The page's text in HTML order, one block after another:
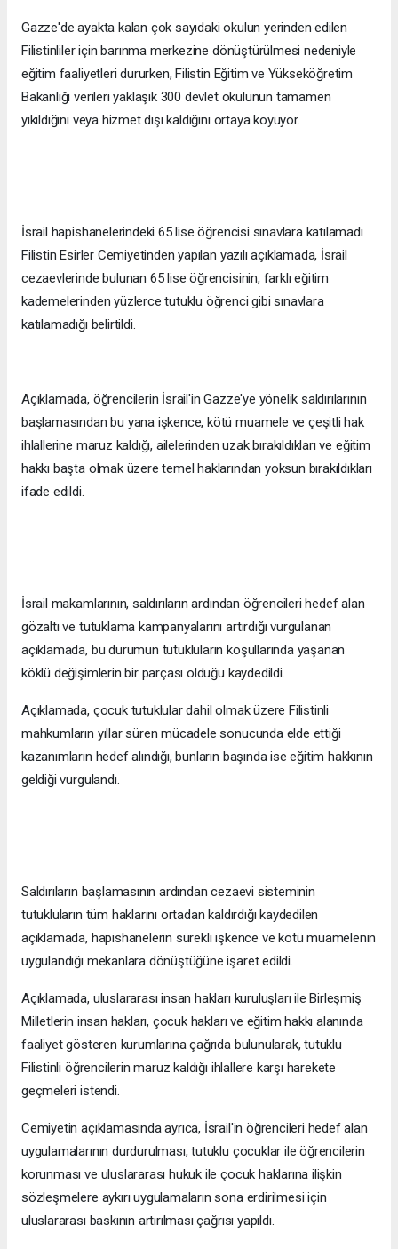
Gazze'de ayakta kalan çok sayıdaki okulun yerinden edilen
Filistinliler için barınma merkezine dönüştürülmesi nedeniyle
eğitim faaliyetleri dururken, Filistin Eğitim ve Yükseköğretim
Bakanlığı verileri yaklaşık 300 devlet okulunun tamamen
yıkıldığını veya hizmet dışı kaldığını ortaya koyuyor.
İsrail hapishanelerindeki 65 lise öğrencisi sınavlara katılamadı
Filistin Esirler Cemiyetinden yapılan yazılı açıklamada, İsrail
cezaevlerinde bulunan 65 lise öğrencisinin, farklı eğitim
kademelerinden yüzlerce tutuklu öğrenci gibi sınavlara
katılamadığı belirtildi.
Açıklamada, öğrencilerin İsrail'in Gazze'ye yönelik saldırılarının
başlamasından bu yana işkence, kötü muamele ve çeşitli hak
ihlallerine maruz kaldığı, ailelerinden uzak bırakıldıkları ve eğitim
hakkı başta olmak üzere temel haklarından yoksun bırakıldıkları
ifade edildi.
İsrail makamlarının, saldırıların ardından öğrencileri hedef alan
gözaltı ve tutuklama kampanyalarını artırdığı vurgulanan
açıklamada, bu durumun tutukluların koşullarında yaşanan
köklü değişimlerin bir parçası olduğu kaydedildi.
Açıklamada, çocuk tutuklular dahil olmak üzere Filistinli
mahkumların yıllar süren mücadele sonucunda elde ettiği
kazanımların hedef alındığı, bunların başında ise eğitim hakkının
geldiği vurgulandı.
Saldırıların başlamasının ardından cezaevi sisteminin
tutukluların tüm haklarını ortadan kaldırdığı kaydedilen
açıklamada, hapishanelerin sürekli işkence ve kötü muamelenin
uygulandığı mekanlara dönüştüğüne işaret edildi.
Açıklamada, uluslararası insan hakları kuruluşları ile Birleşmiş
Milletlerin insan hakları, çocuk hakları ve eğitim hakkı alanında
faaliyet gösteren kurumlarına çağrıda bulunularak, tutuklu
Filistinli öğrencilerin maruz kaldığı ihlallere karşı harekete
geçmeleri istendi.
Cemiyetin açıklamasında ayrıca, İsrail'in öğrencileri hedef alan
uygulamalarının durdurulması, tutuklu çocuklar ile öğrencilerin
korunması ve uluslararası hukuk ile çocuk haklarına ilişkin
sözleşmelere aykırı uygulamaların sona erdirilmesi için
uluslararası baskının artırılması çağrısı yapıldı.